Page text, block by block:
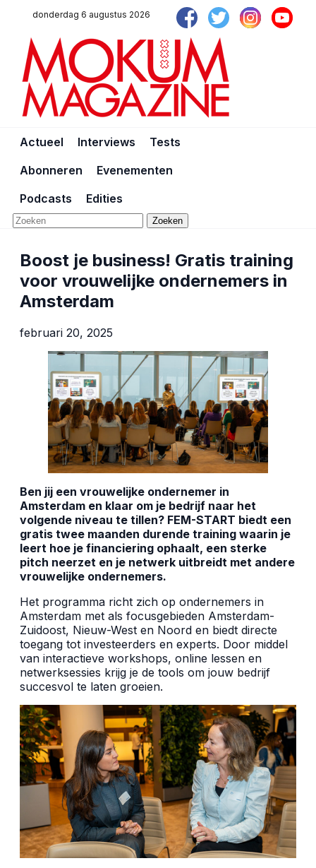
donderdag 6 augustus 2026
Actueel Interviews
Tests
Abonneren
Evenementen
Podcasts
Edities
Zoeken
Boost je business! Gratis training
voor vrouwelijke ondernemers in
Amsterdam
februari 20, 2025
Ben jij een vrouwelijke ondernemer in
Amsterdam en klaar om je bedrijf naar het
volgende niveau te tillen? FEM-START biedt een
gratis twee maanden durende training waarin je
leert hoe je financiering ophaalt, een sterke
pitch neerzet en je netwerk uitbreidt met andere
vrouwelijke ondernemers.
Het programma richt zich op ondernemers in
Amsterdam met als focusgebieden Amsterdam-
Zuidoost, Nieuw-West en Noord en biedt directe
toegang tot investeerders en experts. Door middel
van interactieve workshops, online lessen en
netwerksessies krijg je de tools om jouw bedrijf
succesvol te laten groeien.